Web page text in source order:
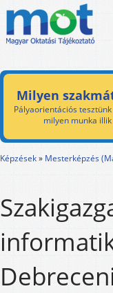
Milyen
Pályaorientációs
milyen munka
Képzések» Mesterképzés